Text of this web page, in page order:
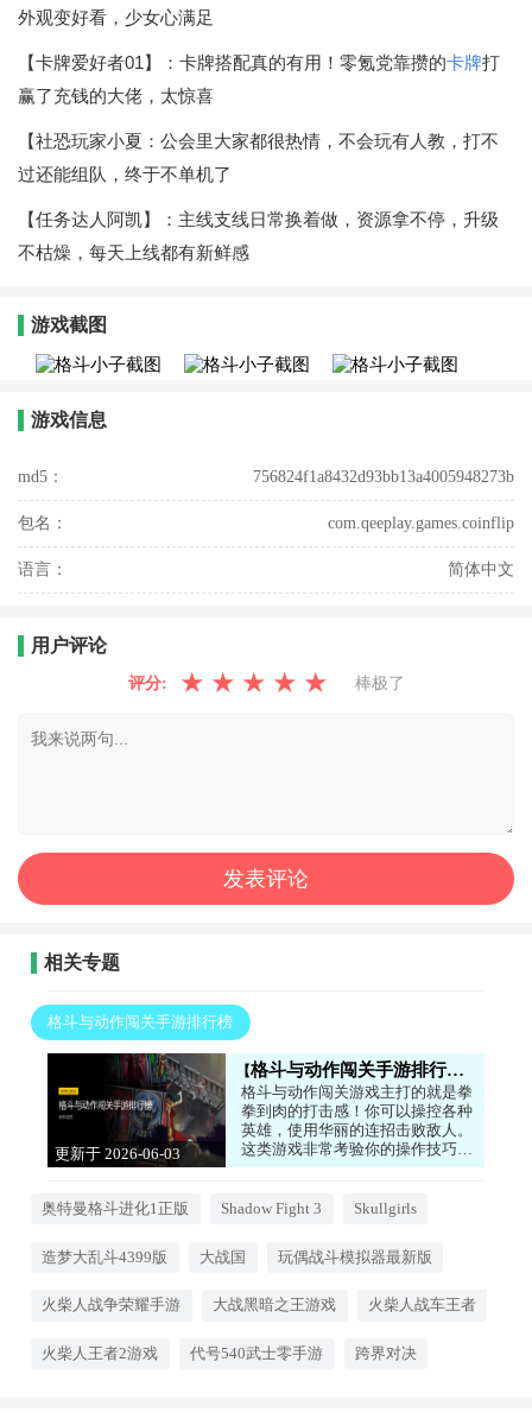
外观变好看，少女心满足
【卡牌爱好者01】：卡牌搭配真的有用！零氪党靠攒的卡牌打
赢了充钱的大佬，太惊喜
【社恐玩家小夏：公会里大家都很热情，不会玩有人教，打不
过还能组队，终于不单机了
【任务达人阿凯】：主线支线日常换着做，资源拿不停，升级
不枯燥，每天上线都有新鲜感
游戏截图
游戏信息
md5： 756824f1a8432d93bb13a4005948273b
包名： com.qeeplay.games.coinflip
语言： 简体中文
用户评论
评分: ★ ★ ★ ★ ★ 棒极了
相关专题
格斗与动作闯关手游排行榜
更新于 2026-06-03
格斗与动作闯关手游排行榜
格斗与动作闯关游戏主打的就是拳
拳到肉的打击感！你可以操控各种
英雄，使用华丽的连招击败敌人。
这类游戏非常考验你的操作技巧和
反应速度，每一次完美的格挡和反
经典的街机风格，还是现代的3D动
享受在指尖上跳舞的感觉，那这些
奥特曼格斗进化1正版 Shadow Fight 3 Skullgirls
造梦大乱斗4399版 大战国 玩偶战斗模拟器最新版
火柴人战争荣耀手游 大战黑暗之王游戏 火柴人战车王者
火柴人王者2游戏 代号540武士零手游 跨界对决